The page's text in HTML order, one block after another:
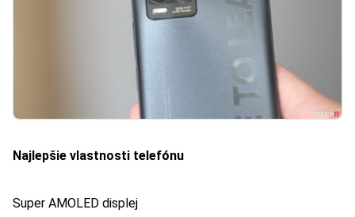
Najlepšie vlastnosti telefónu
Super AMOLED displej